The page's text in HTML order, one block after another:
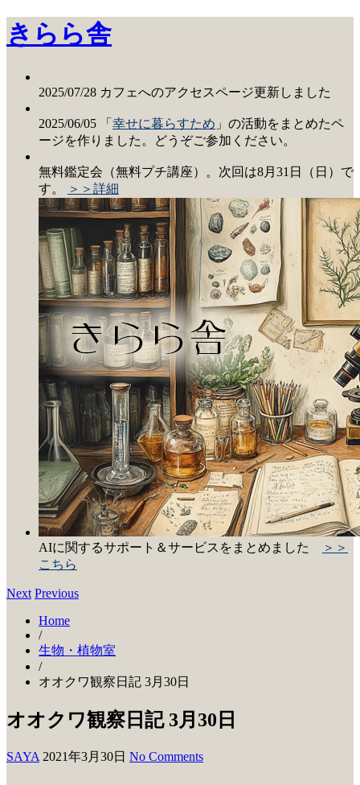
きらら舎
2025/07/28 カフェへのアクセスページ更新しました
2025/06/05 「 幸せに暮らすため 」の活動をまとめたペ
ージを作りました。どうぞご参加ください。
無料鑑定会（無料プチ講座）。次回は8月31日（日）で
す。
＞＞詳細
AIに関するサポート＆サービスをまとめました
＞＞
こちら
Next Previous
Home
/
生物・植物室
/
オオクワ観察日記 3月30日
オオクワ観察日記 3月30日
SAYA 2021年3月30日 No Comments